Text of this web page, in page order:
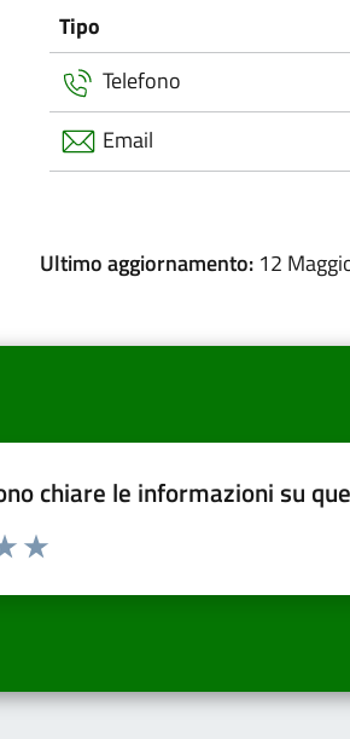
Tipo
Telefono
Email
Ultimo aggiornamento: 12
chiare le informazioni su
la pagina